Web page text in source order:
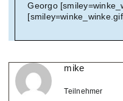
Georgo
mike
Teilnehmer